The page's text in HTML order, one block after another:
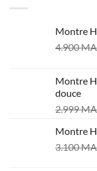
Montre
4.900
Montre
douce
2.999
Montre
3.100